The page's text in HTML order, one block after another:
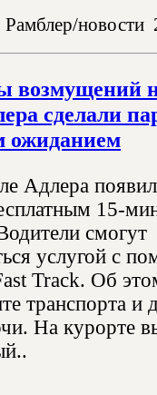
новости
возмущений
сделали
ожиданием
Адлера
15-
смогут
услугой с
Track. Об
транспорта и
На курорте